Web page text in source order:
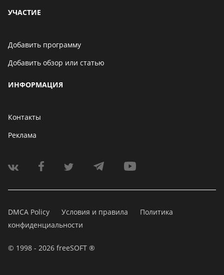
УЧАСТИЕ
Добавить программу
Добавить обзор или статью
ИНФОРМАЦИЯ
Контакты
Реклама
DMCA Policy Условия и правила
Политика
конфиденциальности
© 1998 - 2026 freeSOFT ®